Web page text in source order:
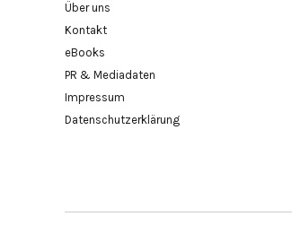
Über uns
Kontakt
eBooks
PR & Mediadaten
Impressum
Datenschutzerklärung